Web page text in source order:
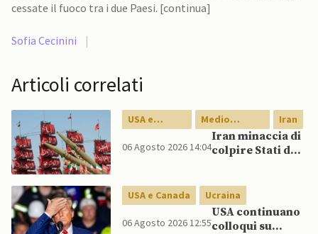
cessate il fuoco tra i due Paesi. [continua]
Sofia Cecinini |
Articoli correlati
USA e
Canada
Medio
Oriente
Iran
06 Agosto 2026 14:04
Iran minaccia di
colpire Stati del
USA e Canada Ucraina
06 Agosto 2026 12:55
USA continuano
colloqui su